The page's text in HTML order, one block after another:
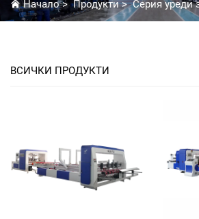
Начало>Продукти>Серия уреди
ВСИЧКИ ПРОДУКТИ